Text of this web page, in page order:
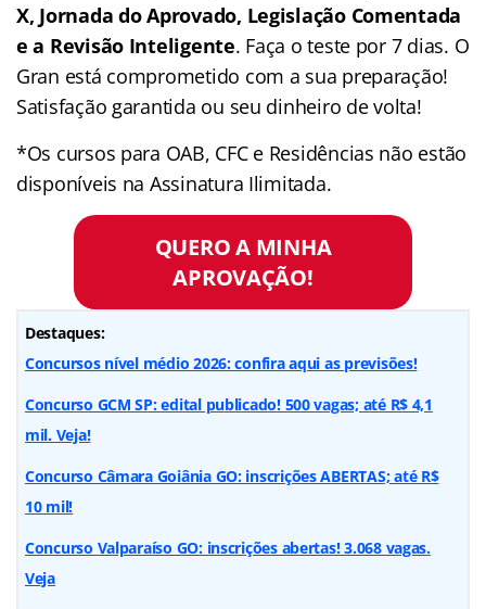
X, Jornada do Aprovado, Legislação Comentada
e a Revisão Inteligente. Faça o teste por 7 dias. O
Gran está comprometido com a sua preparação!
Satisfação garantida ou seu dinheiro de volta!
*Os cursos para OAB, CFC e Residências não estão
disponíveis na Assinatura Ilimitada.
QUERO A MINHA
APROVAÇÃO!
Destaques:
Concursos nível médio 2026: confira aqui as previsões!
Concurso GCM SP: edital publicado! 500 vagas; até R$ 4,1
mil. Veja!
Concurso Câmara Goiânia GO: inscrições ABERTAS; até R$
10 mil!
Concurso Valparaíso GO: inscrições abertas! 3.068 vagas.
Veja